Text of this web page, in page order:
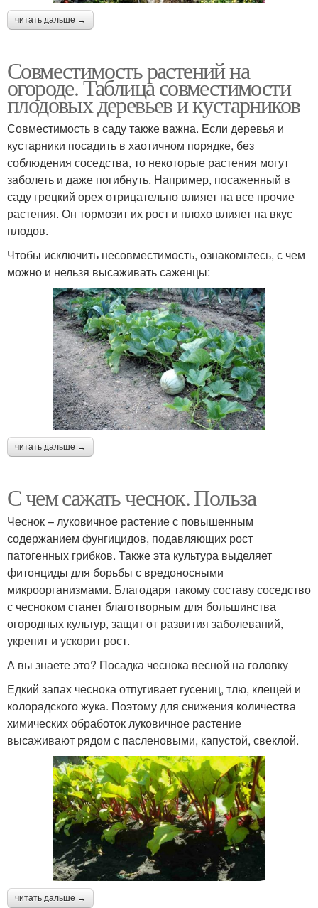
читать дальше →
Совместимость растений на
огороде. Таблица совместимости
плодовых деревьев и кустарников
Совместимость в саду также важна. Если деревья и
кустарники посадить в хаотичном порядке, без
соблюдения соседства, то некоторые растения могут
заболеть и даже погибнуть. Например, посаженный в
саду грецкий орех отрицательно влияет на все прочие
растения. Он тормозит их рост и плохо влияет на вкус
плодов.
Чтобы исключить несовместимость, ознакомьтесь, с чем
можно и нельзя высаживать саженцы:
читать дальше →
С чем сажать чеснок. Польза
Чеснок – луковичное растение с повышенным
содержанием фунгицидов, подавляющих рост
патогенных грибков. Также эта культура выделяет
фитонциды для борьбы с вредоносными
микроорганизмами. Благодаря такому составу соседство
с чесноком станет благотворным для большинства
огородных культур, защит от развития заболеваний,
укрепит и ускорит рост.
А вы знаете это? Посадка чеснока весной на головку
Едкий запах чеснока отпугивает гусениц, тлю, клещей и
колорадского жука. Поэтому для снижения количества
химических обработок луковичное растение
высаживают рядом с пасленовыми, капустой, свеклой.
читать дальше →